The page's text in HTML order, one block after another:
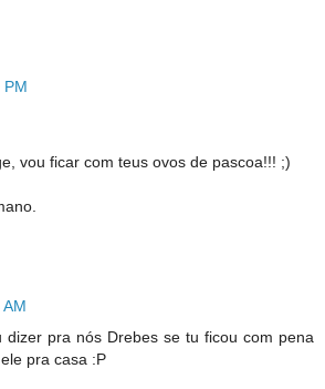
PM
vou ficar com teus ovos de pascoa!!! ;)
AM
dizer pra nós Drebes se tu ficou com pena
pra casa :P